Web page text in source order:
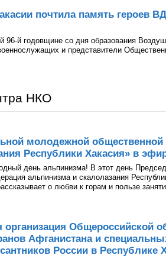
почтила память героев
96-й годовщине со дня образования
и представители
НКО
молодежной общественной
Республики Хакасия» в
день альпинизма! В этот день
альпинизма и скалолазания
о любви к горам и пользе
организация Общероссийской
Афганистана и
России в Республике